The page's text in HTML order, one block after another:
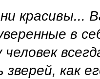
красивы...
в
зверей, как